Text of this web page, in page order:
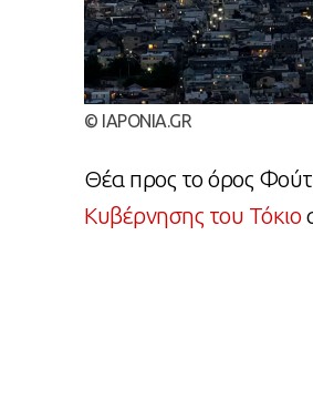
© IAPONIA.GR
Θέα προς το όρος
Κυβέρνησης του Τόκιο